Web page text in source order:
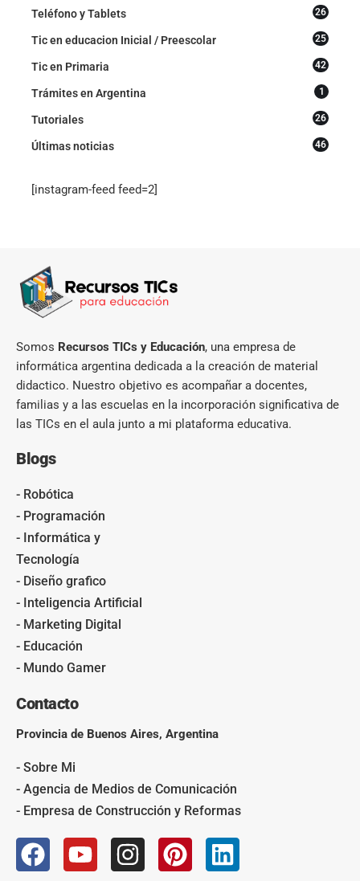
Teléfono y Tablets 26
Tic en educacion Inicial / Preescolar 25
Tic en Primaria 42
Trámites en Argentina 1
Tutoriales 26
Últimas noticias 46
[instagram-feed feed=2]
Somos Recursos TICs y Educación, una empresa de
informática argentina dedicada a la creación de material
didactico. Nuestro objetivo es acompañar a docentes,
familias y a las escuelas en la incorporación significativa de
las TICs en el aula junto a mi plataforma educativa.
Blogs
- Robótica
- Programación
- Informática y
Tecnología
- Diseño grafico
- Inteligencia Artificial
- Marketing Digital
- Educación
- Mundo Gamer
Contacto
Provincia de Buenos Aires, Argentina
- Sobre Mi
- Agencia de Medios de Comunicación
- Empresa de Construcción y Reformas